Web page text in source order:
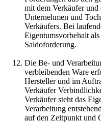
mit dem Verkäufer und
Unternehmen und
Verkäufers. Bei
Eigentumsvorbehalt
Saldoforderung.
Die Be- und
verbleibenden Ware
Hersteller und im
Verkäufer
Verkäufer steht das
Verarbeitung
auf den Zeitpunkt und